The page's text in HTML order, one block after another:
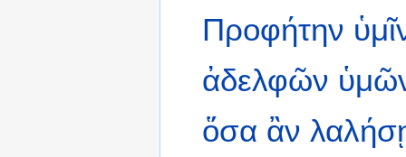
Προφήτην
ἀδελφῶν
ὅσα ἂν